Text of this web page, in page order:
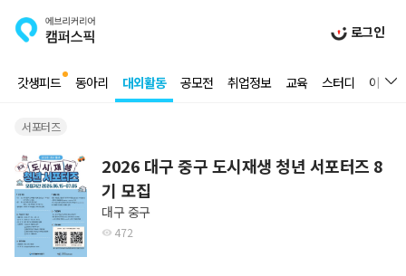
로그인
갓생피드 동아리 대외활동 공모전 취업정보 교육 스터디 이벤트
서포터즈
2026 대구 중구 도시재생 청년 서포터즈 8
기 모집
대구 중구
472